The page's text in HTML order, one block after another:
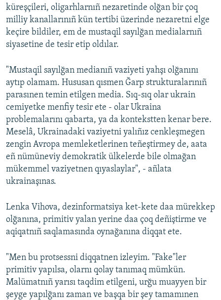
küreşçileri, oligarhlarnıñ nezaretinde olğan bir çoq
milliy kanallarınıñ kün tertibi üzerinde nezaretni elge
keçire bildiler, em de mustaqil sayılğan medialarnıñ
siyasetine de tesir etip oldılar.
"Mustaqil sayılğan medianıñ vaziyeti yahşı olğanını
aytıp olamam. Hususan qısmen Ğarp strukturalarınıñ
parasınen temin etilgen media. Sıq-sıq olar ukrain
cemiyetke menfiy tesir ete - olar Ukraina
problemalarını qabarta, ya da kontekstten kenar bere.
Meselâ, Ukrainadaki vaziyetni yalıñız cenkleşmegen
zengin Avropa memleketlerinen teñeştirmey de, aata
eñ nümüneviy demokratik ülkelerde bile olmağan
mükemmel vaziyetnen qıyaslaylar", - añlata
ukrainaşınas.
Lenka Vihova, dezinformatsiya ket-kete daa mürekkep
olğanına, primitiv yalan yerine daa çoq deñiştirme ve
aqiqatnıñ saqlamasında oynağanına diqqat ete.
"Men bu protsessni diqqatnen izleyim. "Fake"ler
primitiv yapılsa, olarnı qolay tanımaq mümkün.
Malümatnıñ yarısı taqdim etilgeni, urğu muayyen bir
şeyge yapılğanı zaman ve başqa bir şey tamamınen